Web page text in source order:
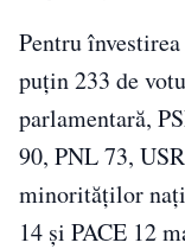
Pentru
puțin 233 de
parlamentară,
90, PNL 73,
minorităților
14 și PACE 12